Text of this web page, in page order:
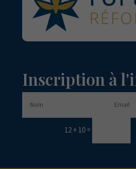
Inscription à
12 + 10=